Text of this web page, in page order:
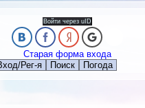
Войти через uID
Старая форма входа
Рег-я Поиск Погода